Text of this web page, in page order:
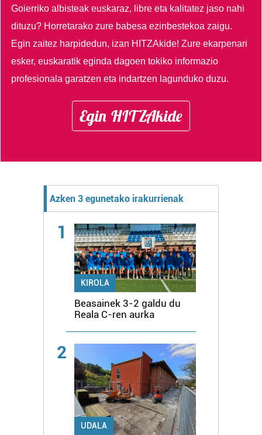
Goierriko albisteak euskaraz, libre eta kalitatez jaso nahi
dituzu? Horretarako zure babesa ezinbestekoa zaigu.
Egin zaitez harpidedun, izan HITZAkide!Zure ekarpenari
esker, euskaratik eginda dagoen tokiko informazio
profesionala garatzen eta indartzen lagunduko duzu.
Egin HITZAkide
Azken 3 egunetako irakurrienak
1
KIROLA
Beasainek 3-2 galdu du
Reala C-ren aurka
2
UDALA